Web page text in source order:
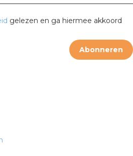
gelezen en ga hiermee akkoord
Abonneren